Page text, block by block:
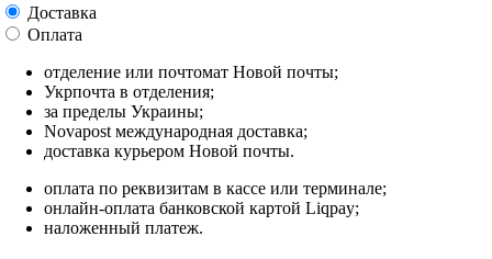
Доставка
Оплата
отделение или почтомат Новой почты;
Укрпочта в отделения;
за пределы Украины;
Novapost международная доставка;
доставка курьером Новой почты.
оплата по реквизитам в кассе или терминале;
онлайн-оплата банковской картой Liqpay;
наложенный платеж.